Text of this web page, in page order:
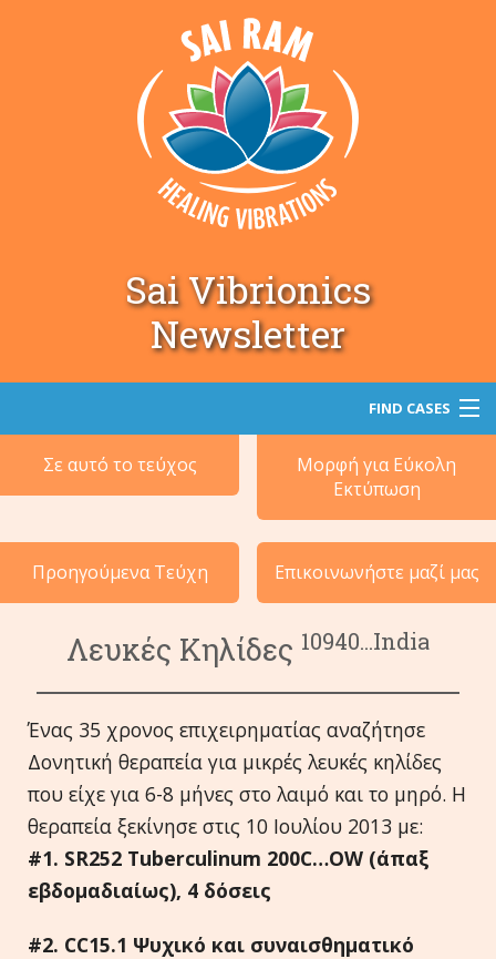
Sai Vibrionics
Newsletter
FIND CASES
Αναζήτηση
Γλώσσες
Σε αυτό το τεύχος
Μορφή για Εύκολη
Εκτύπωση
Προηγούμενα Τεύχη Επικοινωνήστε μαζί μας
Λευκές Κηλίδες 10940...India
Ένας 35 χρονος επιχειρηματίας αναζήτησε
Δονητική θεραπεία για μικρές λευκές κηλίδες
που είχε για 6-8 μήνες στο λαιμό και το μηρό. Η
θεραπεία ξεκίνησε στις 10 Ιουλίου 2013 με:
#1. SR252 Tuberculinum 200C…OW (άπαξ
εβδομαδιαίως), 4 δόσεις
#2. CC15.1 Ψυχικό και συναισθηματικό